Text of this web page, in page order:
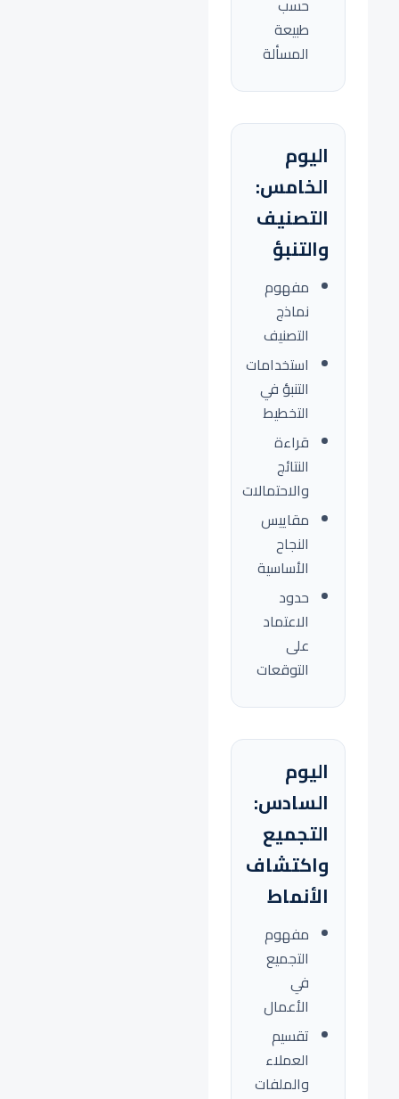
حسب
طبيعة
المسألة
اليوم
الخامس:
التصنيف
والتنبؤ
مفهوم
نماذج
التصنيف
استخدامات
التنبؤ في
التخطيط
قراءة
النتائج
والاحتمالات
مقاييس
النجاح
الأساسية
حدود
الاعتماد
على
التوقعات
اليوم
السادس:
التجميع
واكتشاف
الأنماط
مفهوم
التجميع
في
الأعمال
تقسيم
العملاء
والملفات